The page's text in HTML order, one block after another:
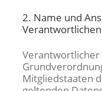
2. Name und
Verantwortlichen
Verantwortlicher
Mitgliedstaaten